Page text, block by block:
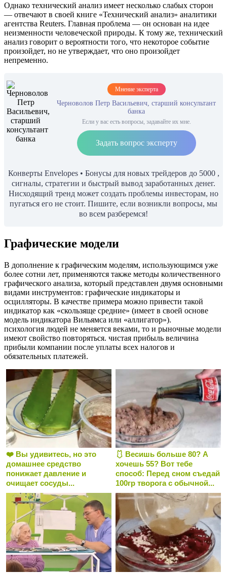
Однако технический анализ имеет несколько слабых сторон
— отвечают в своей книге «Технический анализ» аналитики
агентства Reuters. Главная проблема — он основан на идее
неизменности человеческой природы. К тому же, технический
анализ говорит о вероятности того, что некоторое событие
произойдет, но не утверждает, что оно произойдет
непременно.
Мнение эксперта
Черноволов Петр Васильевич, старший консультант
банка
Если у вас есть вопросы, задавайте их мне.
Задать вопрос эксперту
Конверты Envelopes • Бонусы для новых трейдеров до 5000 ,
сигналы, стратегии и быстрый вывод заработанных денег.
Нисходящий тренд может создать проблемы инвесторам, но
пугаться его не стоит. Пишите, если возникли вопросы, мы
во всем разберемся!
Графические модели
В дополнение к графическим моделям, использующимся уже
более сотни лет, применяются также методы количественного
графического анализа, который представлен двумя основными
видами инструментов: графические индикаторы и
осцилляторы. В качестве примера можно привести такой
индикатор как «скользяще средние» (имеет в своей основе
модель индикатора Вильямса или «аллигатор»).
психология людей не меняется веками, то и рыночные модели
имеют свойство повторяться. чистая прибыль величина
прибыли компании после уплаты всех налогов и
обязательных платежей.
❤️ Вы удивитесь, но это
домашнее средство
понижает давление и
очищает сосуды...
🩱 Весишь больше 80? А
хочешь 55? Вот тебе
способ: Перед сном съедай
100гр творога с обычной...